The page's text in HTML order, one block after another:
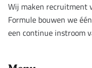
Wij maken recruitment
Formule bouwen we
een continue instroom